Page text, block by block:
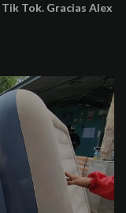
Tok. Gracias Alex